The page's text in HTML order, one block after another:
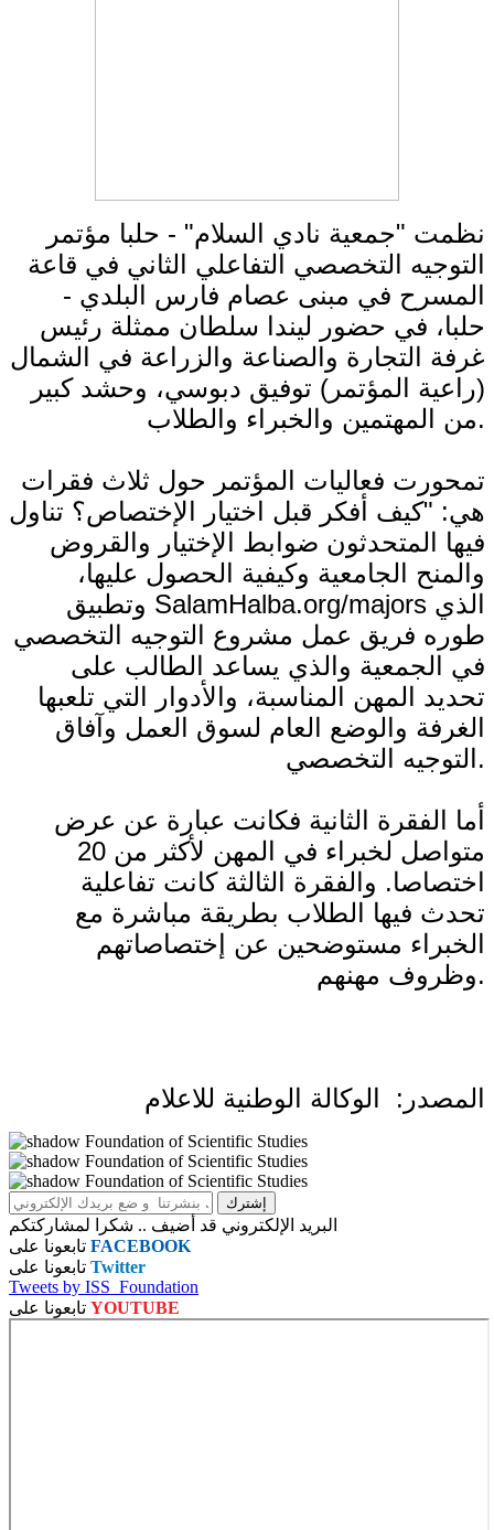
نظمت "جمعية نادي السلام" - حلبا مؤتمر
التوجيه التخصصي التفاعلي الثاني في قاعة
المسرح في مبنى عصام فارس البلدي -
حلبا، في حضور ليندا سلطان ممثلة رئيس
غرفة التجارة والصناعة والزراعة في الشمال
(راعية المؤتمر) توفيق دبوسي، وحشد كبير
من المهتمين والخبراء والطلاب.
تمحورت فعاليات المؤتمر حول ثلاث فقرات
هي: "كيف أفكر قبل اختيار الإختصاص؟ تناول
فيها المتحدثون ضوابط الإختيار والقروض
والمنح الجامعية وكيفية الحصول عليها،
وتطبيق SalamHalba.org/majors الذي
طوره فريق عمل مشروع التوجيه التخصصي
في الجمعية والذي يساعد الطالب على
تحديد المهن المناسبة، والأدوار التي تلعبها
الغرفة والوضع العام لسوق العمل وآفاق
التوجيه التخصصي.
أما الفقرة الثانية فكانت عبارة عن عرض
متواصل لخبراء في المهن لأكثر من 20
اختصاصا. والفقرة الثالثة كانت تفاعلية
تحدث فيها الطلاب بطريقة مباشرة مع
الخبراء مستوضحين عن إختصاصاتهم
وظروف مهنهم.
المصدر: الوكالة الوطنية للاعلام
البريد الإلكتروني قد أضيف .. شكرا لمشاركتكم
FACEBOOK
Twitter
Tweets by ISS_Foundation
YOUTUBE